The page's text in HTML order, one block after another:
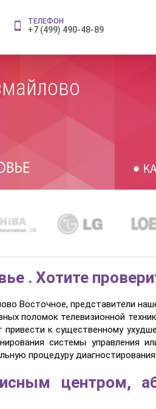
ТЕЛЕФОН
+7 (499) 490-48-89
. Хотите
Восточное, представители
поломок телевизионной
к существенному
системы управления
процедуру диагностирования.
центром,